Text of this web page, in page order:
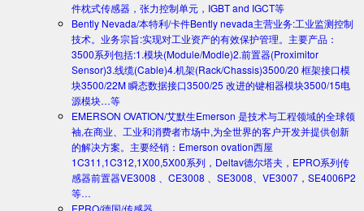
件枕式传感器，张力控制单元，IGBT and IGCT等
Bently Nevada/本特利/卡件Bently nevada主营业务:工业监测控制
技术。业务宗旨:实现对工业资产的有效保护管理。主要产品：
3500系列包括:1.模块(Module/Modle)2.前置器(Proximitor
Sensor)3.线缆(Cable)4.机架(Rack/Chassis)3500/20 框架接口模
块3500/22M 瞬态数据接口3500/25 改进的键相器模块3500/15电
源模块…等
EMERSON OVATION/艾默生Emerson 是技术与工程领域的全球领
袖,在商业、工业和消费者市场中,为全世界的客户开发并提供创新
的解决方案。主要经销：Emerson ovation西屋
1C311,1C312,1X00,5X00系列，Deltav德尔塔夫，EPRO系列传
感器前置器VE3008 、CE3008 、SE3008、VE3007，SE4006P2
等…
EPRO/德国/传感器